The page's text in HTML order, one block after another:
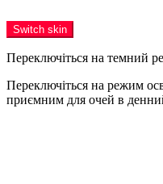
Switch skin
Переключіться на темний
Переключіться на режим
приємним для очей в